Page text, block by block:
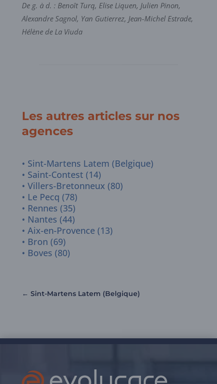
De g. à d. : Benoît Turq, Elise Liquen, Julien Pinon,
Alexandre Sagnol, Yan Gutierrez, Jean-Michel Estrade,
Hélène de La Viuda
Les autres articles sur nos
agences
Sint-Martens Latem (Belgique)
Saint-Contest (14)
Villers-Bretonneux (80)
Le Pecq (78)
Rennes (35)
Nantes (44)
Aix-en-Provence (13)
Bron (69)
Boves (80)
← Sint-Martens Latem (Belgique)